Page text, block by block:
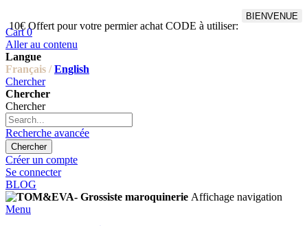
10€ Offert pour votre permier achat CODE à utiliser:
BIENVENUE
Cart 0
Aller au contenu
Langue
Français / English
Chercher
Chercher
Chercher
Recherche avancée
Chercher
Créer un compte
Se connecter
BLOG
Affichage navigation
Menu